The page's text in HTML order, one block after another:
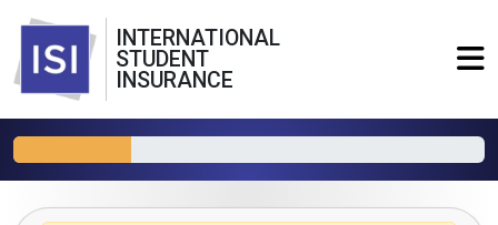
INTERNATIONAL
STUDENT
INSURANCE